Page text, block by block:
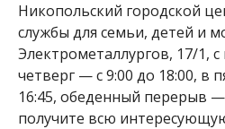
Никопольский городской
службы для семьи, детей и
Электрометаллургов, 17/1,
четверг — с 9:00 до 18:00, в
16:45, обеденный перерыв —
получите всю